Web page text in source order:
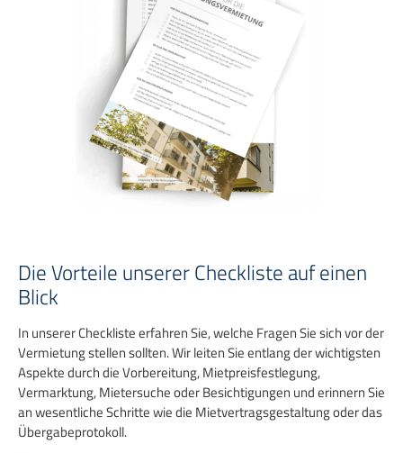
Die Vorteile unserer Checkliste auf einen
Blick
In unserer Checkliste erfahren Sie, welche Fragen Sie sich vor der
Vermietung stellen sollten. Wir leiten Sie entlang der wichtigsten
Aspekte durch die Vorbereitung, Mietpreisfestlegung,
Vermarktung, Mietersuche oder Besichtigungen und erinnern Sie
an wesentliche Schritte wie die Mietvertragsgestaltung oder das
Übergabeprotokoll.